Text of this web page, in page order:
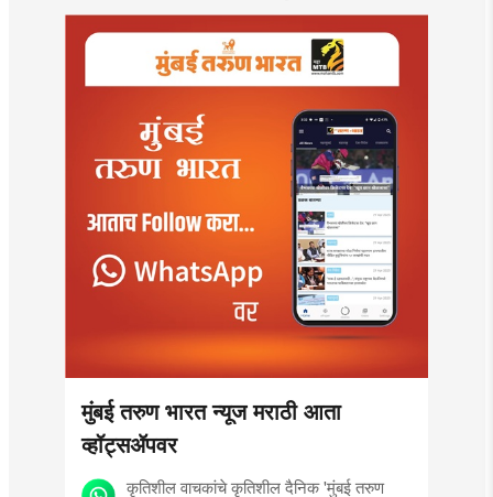
मुंबई तरुण भारत न्यूज मराठी आता
व्हॉट्सॲपवर
कृतिशील वाचकांचे कृतिशील दैनिक 'मुंबई तरुण